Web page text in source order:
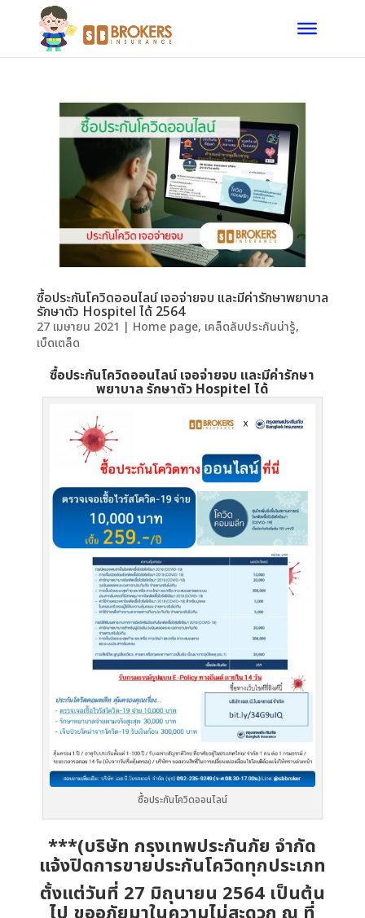
ซื้อประกันโควิดออนไลน์ เจอจ่ายจบ และมีค่ารักษาพยาบาล
รักษาตัว Hospitel ได้ 2564
27 เมษายน 2021 | Home page, เคล็ดลับประกันน่ารู้,
เบ็ดเตล็ด
ซื้อประกันโควิดออนไลน์ เจอจ่ายจบ และมีค่ารักษา
พยาบาล รักษาตัว Hospitel ได้
ซื้อประกันโควิดออนไลน์
***(บริษัท กรุงเทพประกันภัย จำกัด
แจ้งปิดการขายประกันโควิดทุกประเภท
ตั้งแต่วันที่ 27 มิถุนายน 2564 เป็นต้น